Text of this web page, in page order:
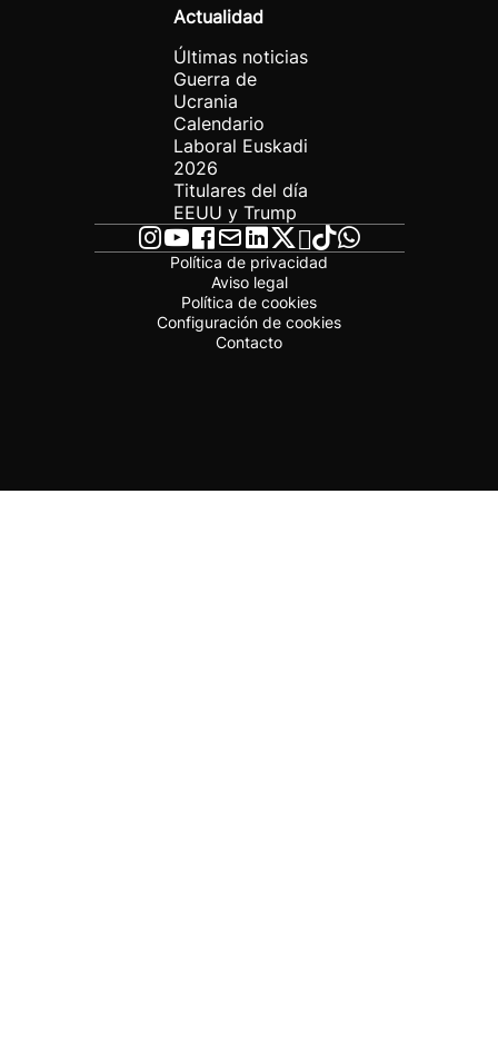
Actualidad
Últimas noticias
Guerra de
Ucrania
Calendario
Laboral Euskadi
2026
Titulares del día
EEUU y Trump
Política de privacidad
Aviso legal
Política de cookies
Configuración de cookies
Contacto